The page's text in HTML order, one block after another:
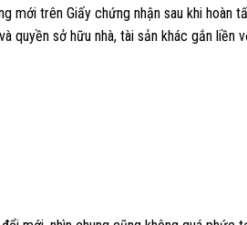
mới trên Giấy chứng nhận sau khi hoàn
quyền sở hữu nhà, tài sản khác gắn liền